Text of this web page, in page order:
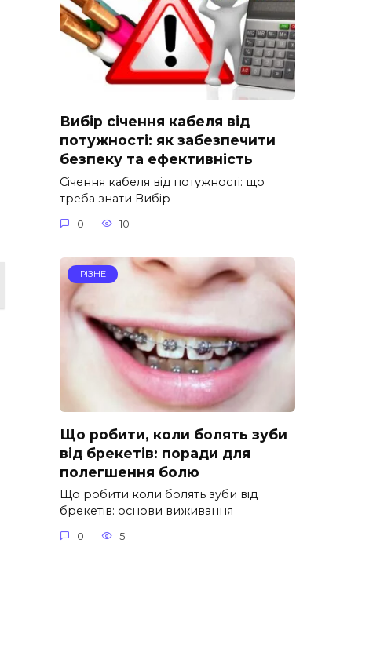
Вибір січення кабеля від
потужності: як забезпечити
безпеку та ефективність
Січення кабеля від потужності: що
треба знати Вибір
0 10
РІЗНЕ
Що робити, коли болять зуби
від брекетів: поради для
полегшення болю
Що робити коли болять зуби від
брекетів: основи виживання
0 5